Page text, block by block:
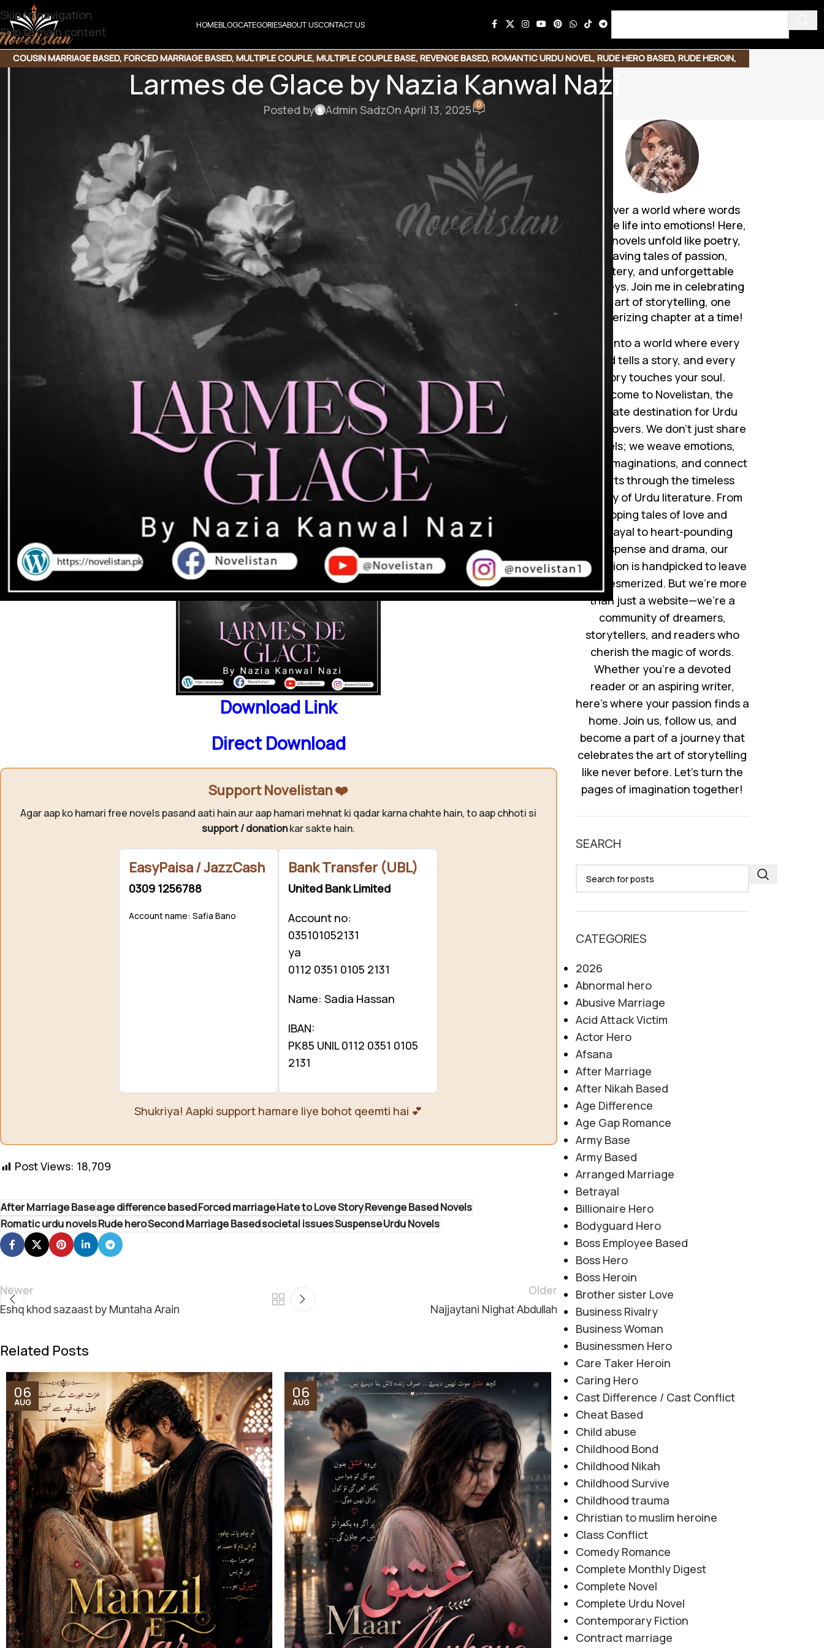
Skip to navigation
Skip to main content
HOMEBLOGCATEGORIESABOUT USCONTACT US
COUSIN MARRIAGE BASED, FORCED MARRIAGE BASED, MULTIPLE COUPLE, MULTIPLE COUPLE BASE, REVENGE BASED, ROMANTIC URDU NOVEL, RUDE HERO BASED, RUDE HEROIN,
SUSPENSE THRILLER
,VILLAGE BASED
Larmes de Glace by Nazia Kanwal Nazi
Posted by Admin SadzOn April 13, 2025 0
Larmes de Glace by Nazia Kanwal Nazi
2nd marriage based | cousin marriage based | Multiple couples | Rude hero based | Rude heroine | Village
میرے گھر والے زبردستی آپ کے بھائی کے ساتھ میری شادی کررہے ہیں۔مجھے گاؤں اور گاؤں کے
لوگوں میں بلکل بھی دلچسپی نہیں ہے بلکہ مجھے دیہاتی زندگی سے عجیب سی نفرت ہے۔
میں یہ شادی نہیں کرنا چاہتی۔آپ اپنے بھائی تک میرا یہ پیغام پہنچادیں پلیز۔
”اس کا دھیما مگر ملتجی لہجہ زعیم کی سماعتوں میں زہر بن کر اترا تھا۔
“اور ہاں میں کسی اور کو پسند کرتی ہوں شادی بھی اسی سے کروں گی۔آپ کا بھائی اور گھر والے آکر
خود ہی انکار کرجائیں ورنہ میں بہت ضدی لڑکی ہوں کچھ بھی کرسکتی ہوں۔”اب وہ اسے دھمکارہی تھی۔
“ٹھیک ہے آپ کرلیں جو کرسکتی ہیں مگر یہ شادی معطل نہیں ہوگی۔
”اس کے بھاری لہجے نے عائزہ کی سماعتوں میں جیسے کرنٹ سا دوڑا دیا تھا۔
“آپ کون ہیں۔”وہ گھبرائی تھی۔زعیم نے پلکیں موند کر سر بیڈ کی پشت سے ٹکالیا۔
“وہی اجڈ گنوار اور پینڈو شخص جس کے ساتھ آپ کے نصیب پھوٹنے والے ہیں۔”
“کیا۔۔۔؟”ایک بار پھر وہ اچھلی تھی۔دل جیسے پسلیاں توڑ کر باہر آنے کو مچل اٹھا تھا۔
“مگر یہ تو آپکی بہن کا نمبر ہے۔”
“یہ وہ میرے کمرے میں چھوڑ گئی تھی۔بہرحال آپ کا پیغام ڈائیریکـٹ مجھ تک پہنچ گیا ہے۔
آپ جو کرسکتی ہیں کرلیں۔یہ شادی ہوکر رہے گی۔”
“آپ میرے ساتھ زبردستی نہیں کرسکتے۔”وہ گھٹی گھٹی آواز میں چلائی تھی۔
“یونیورسٹی کے چار سالوں میں بہت سی شہری لڑکیوں سے واسطہ پڑا ہے۔
میں جوتے کی نوک پہ رکھتا ہوں آپ جیسی خودپسند گھمنڈی اور بےوقوف لڑکیوں کو۔”
“جسٹ شٹ اپ۔”وہ چلائی۔
Download Link
Direct Download
Support Novelistan ❤️
Agar aap ko hamari free novels pasand aati hain aur aap hamari mehnat ki qadar karna chahte hain, to aap chhoti si
support / donationkar sakte hain.
EasyPaisa / JazzCash
0309 1256788
Account name: Safia Bano
Bank Transfer (UBL)
United Bank Limited
Account no:
035101052131
ya
0112 0351 0105 2131
Name: Sadia Hassan
IBAN:
PK85 UNIL 0112 0351 0105
2131
Shukriya! Aapki support hamare liye bohot qeemti hai 💕
Post Views: 18,709
After Marriage Baseage difference basedForced marriageHate to Love StoryRevenge Based Novels
Romatic urdu novelsRude heroSecond Marriage Basedsocietal issuesSuspenseUrdu Novels
Newer
Eshq khod sazaast by Muntaha Arain
Older
Najjaytani Nighat Abdullah
Related Posts
06
AUG
06
AUG
06
AUG
Discover a world where words
breathe life into emotions! Here,
Urdu novels unfold like poetry,
weaving tales of passion,
mystery, and unforgettable
journeys. Join me in celebrating
the art of storytelling, one
mesmerizing chapter at a time!
Step into a world where every
word tells a story, and every
story touches your soul.
Welcome to Novelistan, the
ultimate destination for Urdu
novel lovers. We don’t just share
novels; we weave emotions,
ignite imaginations, and connect
hearts through the timeless
beauty of Urdu literature. From
gripping tales of love and
betrayal to heart-pounding
suspense and drama, our
collection is handpicked to leave
you mesmerized. But we’re more
than just a website—we’re a
community of dreamers,
storytellers, and readers who
cherish the magic of words.
Whether you’re a devoted
reader or an aspiring writer,
here’s where your passion finds a
home. Join us, follow us, and
become a part of a journey that
celebrates the art of storytelling
like never before. Let’s turn the
pages of imagination together!
SEARCH
CATEGORIES
2026
Abnormal hero
Abusive Marriage
Acid Attack Victim
Actor Hero
Afsana
After Marriage
After Nikah Based
Age Difference
Age Gap Romance
Army Base
Army Based
Arranged Marriage
Betrayal
Billionaire Hero
Bodyguard Hero
Boss Employee Based
Boss Hero
Boss Heroin
Brother sister Love
Business Rivalry
Business Woman
Businessmen Hero
Care Taker Heroin
Caring Hero
Cast Difference / Cast Conflict
Cheat Based
Child abuse
Childhood Bond
Childhood Nikah
Childhood Survive
Childhood trauma
Christian to muslim heroine
Class Conflict
Comedy Romance
Complete Monthly Digest
Complete Novel
Complete Urdu Novel
Contemporary Fiction
Contract marriage